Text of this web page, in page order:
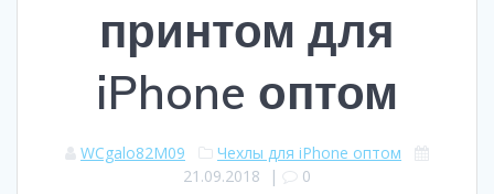
принтом для
iPhone оптом
WCgalo82M09
Чехлы для iPhone оптом
21.09.2018 | 0